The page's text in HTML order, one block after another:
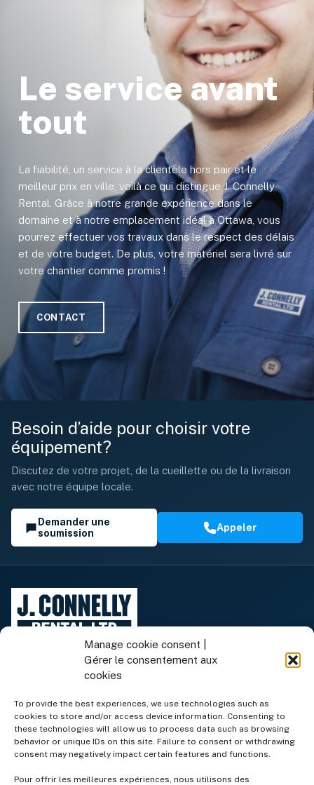
Manage cookie consent |
Gérer le consentement aux
cookies
To provide the best experiences, we use technologies such as
cookies to store and/or access device information. Consenting to
these technologies will allow us to process data such as browsing
behavior or unique IDs on this site. Failure to consent or withdrawing
consent may negatively impact certain features and functions.
Pour offrir les meilleures expériences, nous utilisons des
Le service avant
tout
La fiabilité, un service à la clientèle hors pair et le
meilleur prix en ville, voilà ce qui distingue J. Connelly
Rental. Grâce à notre grande expérience dans le
domaine et à notre emplacement idéal à Ottawa, vous
pourrez effectuer vos travaux dans le respect des délais
et de votre budget. De plus, votre matériel sera livré sur
votre chantier comme promis !
CONTACT
Besoin d’aide pour choisir votre
équipement?
Discutez de votre projet, de la cueillette ou de la livraison
avec notre équipe locale.
Demander une
soumission
Appeler
Équipement de location